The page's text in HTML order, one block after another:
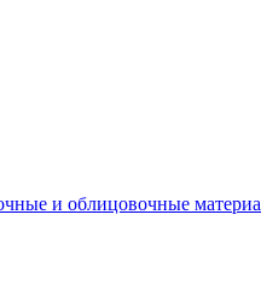
и облицовочные